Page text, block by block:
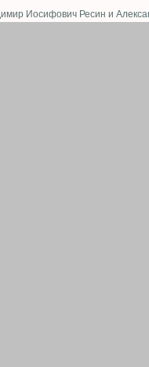
Иосифович Ресин и